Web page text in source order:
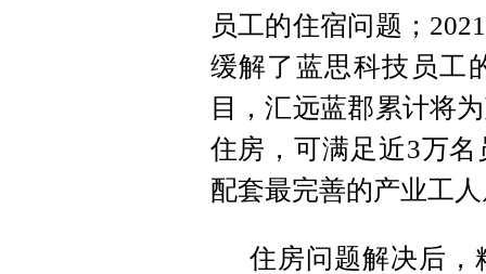
员工的住宿问题；
缓解了蓝思科技员工
目，汇远蓝郡累计将
住房，可满足近3万
配套最完善的产业工
住房问题解决后，